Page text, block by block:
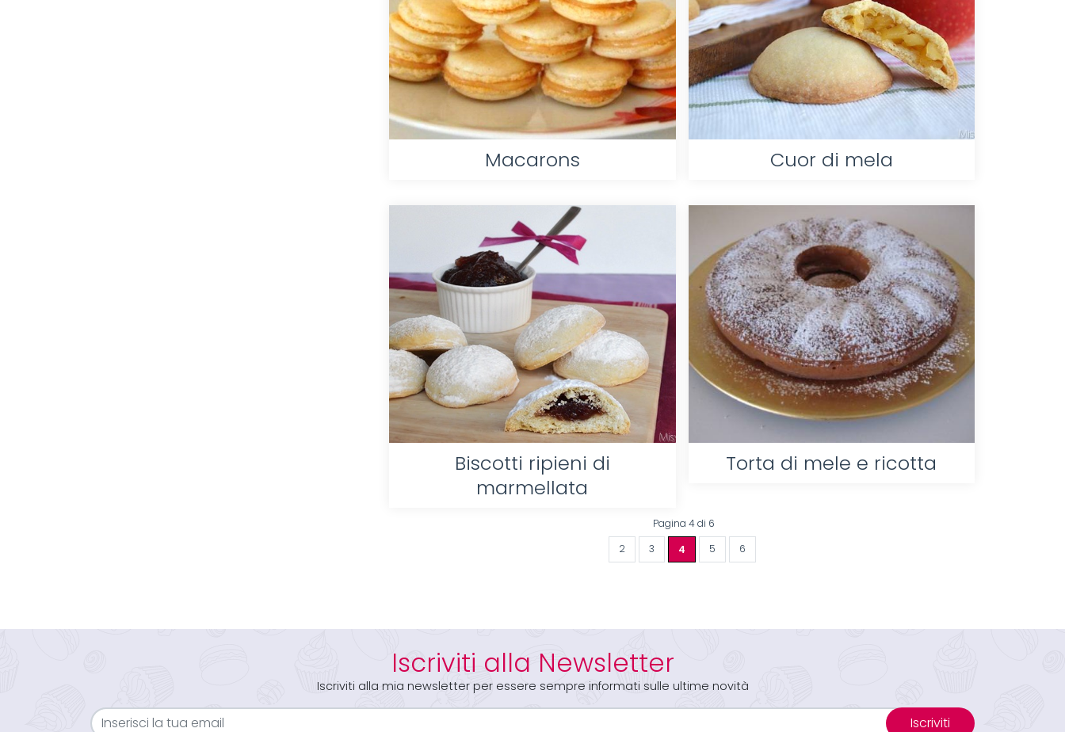
Macarons Cuor di mela
Biscotti ripieni di
marmellata
Torta di mele e ricotta
Pagina 4 di 6
2 3 4 5 6
Iscriviti alla Newsletter
Iscriviti alla mia newsletter per essere sempre informati sulle ultime novità
Iscriviti